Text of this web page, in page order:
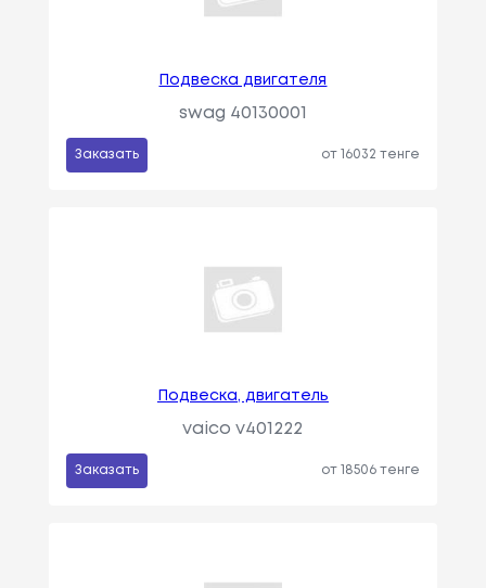
Подвеска двигателя
swag 40130001
Заказать от 16032 тенге
Подвеска, двигатель
vaico v401222
Заказать от 18506 тенге